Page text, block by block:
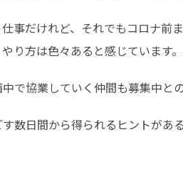
事だけれど、それでもコロナ前
方は色々あると感じています
で協業していく仲間も募集中との
数日間から得られるヒントがあ